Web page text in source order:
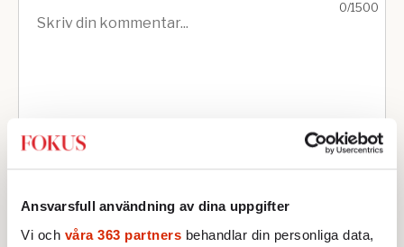
Ansvarsfull användning av dina uppgifter
Vi och våra 363 partners behandlar din personliga data,